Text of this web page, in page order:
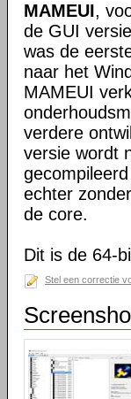
MAMEUI,
de GUI
was de
naar het
MAMEUI
verdere
versie wordt
echter
de core.
Dit is de 64-
Stel een correctie